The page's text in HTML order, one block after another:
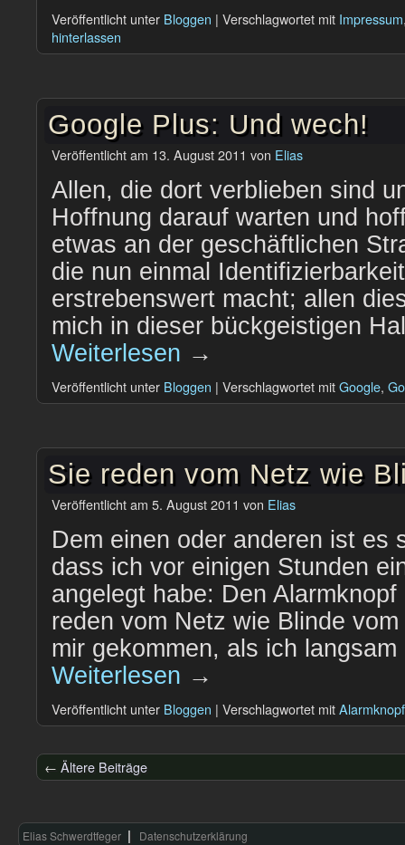
Veröffentlicht unter Bloggen | Verschlagwortet mit Impressum
hinterlassen
Google Plus: Und wech!
Veröffentlicht am 13. August 2011 von Elias
Allen, die dort verblieben sind
Hoffnung darauf warten und
etwas an der geschäftlichen
die nun einmal
erstrebenswert macht; allen
mich in dieser bückgeistigen
Weiterlesen →
Veröffentlicht unter Bloggen | Verschlagwortet mitGoogle,
Sie reden vom Netz wie
Veröffentlicht am 5. August 2011 von Elias
Dem einen oder anderen ist es
dass ich vor einigen Stunden
angelegt habe: Den
reden vom Netz wie Blinde
mir gekommen, als ich
Weiterlesen →
Veröffentlicht unter Bloggen | Verschlagwortet mitAlarmknopf
← Ältere Beiträge
Elias Schwerdtfeger Datenschutzerklärung